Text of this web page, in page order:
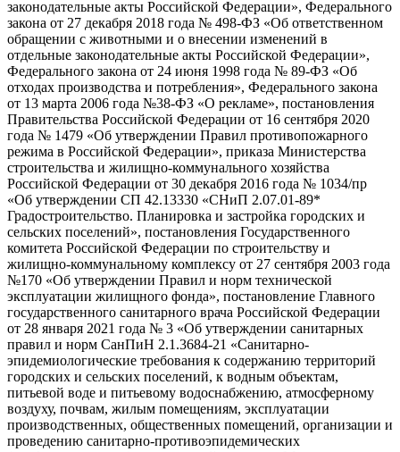
законодательные акты Российской Федерации», Федерального
закона от 27 декабря 2018 года № 498-ФЗ «Об ответственном
обращении с животными и о внесении изменений в
отдельные законодательные акты Российской Федерации»,
Федерального закона от 24 июня 1998 года № 89-ФЗ «Об
отходах производства и потребления», Федерального закона
от 13 марта 2006 года №38-ФЗ «О рекламе», постановления
Правительства Российской Федерации от 16 сентября 2020
года № 1479 «Об утверждении Правил противопожарного
режима в Российской Федерации», приказа Министерства
строительства и жилищно-коммунального хозяйства
Российской Федерации от 30 декабря 2016 года № 1034/пр
«Об утверждении СП 42.13330 «СНиП 2.07.01-89*
Градостроительство. Планировка и застройка городских и
сельских поселений», постановления Государственного
комитета Российской Федерации по строительству и
жилищно-коммунальному комплексу от 27 сентября 2003 года
№170 «Об утверждении Правил и норм технической
эксплуатации жилищного фонда», постановление Главного
государственного санитарного врача Российской Федерации
от 28 января 2021 года № 3 «Об утверждении санитарных
правил и норм СанПиН 2.1.3684-21 «Санитарно-
эпидемиологические требования к содержанию территорий
городских и сельских поселений, к водным объектам,
питьевой воде и питьевому водоснабжению, атмосферному
воздуху, почвам, жилым помещениям, эксплуатации
производственных, общественных помещений, организации и
проведению санитарно-противоэпидемических